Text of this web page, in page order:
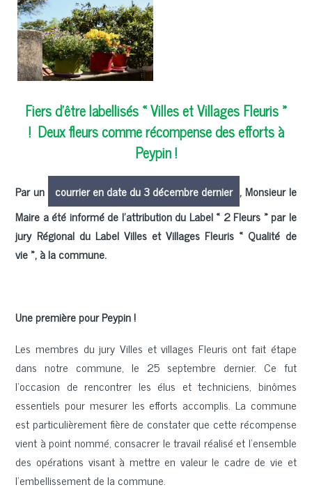
Fiers d’être labellisés « Villes et Villages Fleuris »
! Deux fleurs comme récompense des efforts à
Peypin !
Par un courrier en date du 3 décembre dernier , Monsieur le
Maire a été informé de l'attribution du Label « 2 Fleurs » par le
jury Régional du Label Villes et Villages Fleuris « Qualité de
vie », à la commune.
Une première pour Peypin !
Les membres du jury Villes et villages Fleuris ont fait étape
dans notre commune, le 25 septembre dernier. Ce fut
l’occasion de rencontrer les élus et techniciens, binômes
essentiels pour mesurer les efforts accomplis. La commune
est particulièrement fière de constater que cette récompense
vient à point nommé, consacrer le travail réalisé et l'ensemble
des opérations visant à mettre en valeur le cadre de vie et
l'embellissement de la commune.